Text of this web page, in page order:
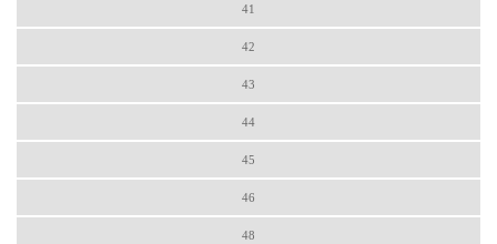
41
42
43
44
45
46
48